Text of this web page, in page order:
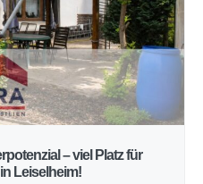
– viel Platz für
Leiselheim!